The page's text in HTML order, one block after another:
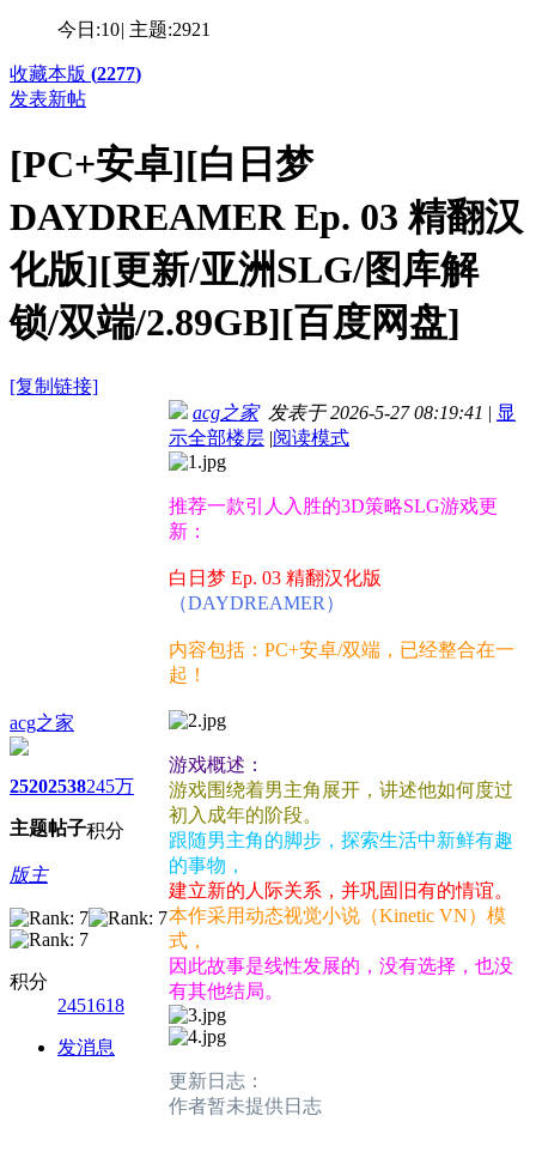
今日:10| 主题:2921
收藏本版 (2277)
发表新帖
[PC+安卓][白日梦
DAYDREAMER Ep. 03 精翻汉
化版][更新/亚洲SLG/图库解
锁/双端/2.89GB][百度网盘]
[复制链接]
acg之家
2520
主题
2538
帖子
245万
积分
版主
积分
2451618
发消息
acg之家发表于 2026-5-27 08:19:41 | 显
示全部楼层 |阅读模式
推荐一款引人入胜的3D策略SLG游戏更
新：
白日梦 Ep. 03 精翻汉化版
（DAYDREAMER）
内容包括：PC+安卓/双端，已经整合在一
起！
游戏概述：
游戏围绕着男主角展开，讲述他如何度过
初入成年的阶段。
跟随男主角的脚步，探索生活中新鲜有趣
的事物，
建立新的人际关系，并巩固旧有的情谊。
本作采用动态视觉小说（Kinetic VN）模
式，
因此故事是线性发展的，没有选择，也没
有其他结局。
更新日志：
作者暂未提供日志